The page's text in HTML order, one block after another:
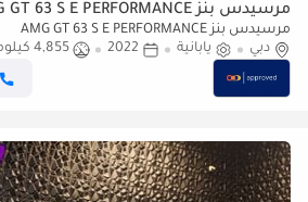
مرسيدس بنز AMG GT 63 S E PERFORMANCE
مرسيدس بنز AMG GT 63 S E PERFORMANCE
دبي
يابانية 2022
4,855 كيلومتر